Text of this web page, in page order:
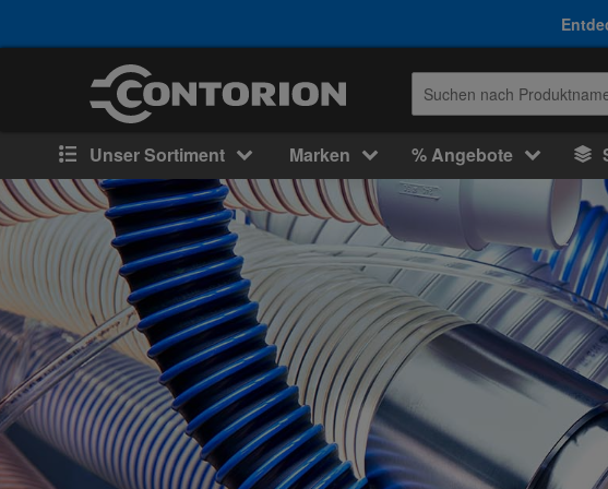
Unser Sortiment Marken % Angebote